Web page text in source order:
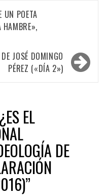
UN POETA
HAMBRE»,
JOSÉ DOMINGO
PÉREZ («DÍA 2»)
¿ES EL
DE
”